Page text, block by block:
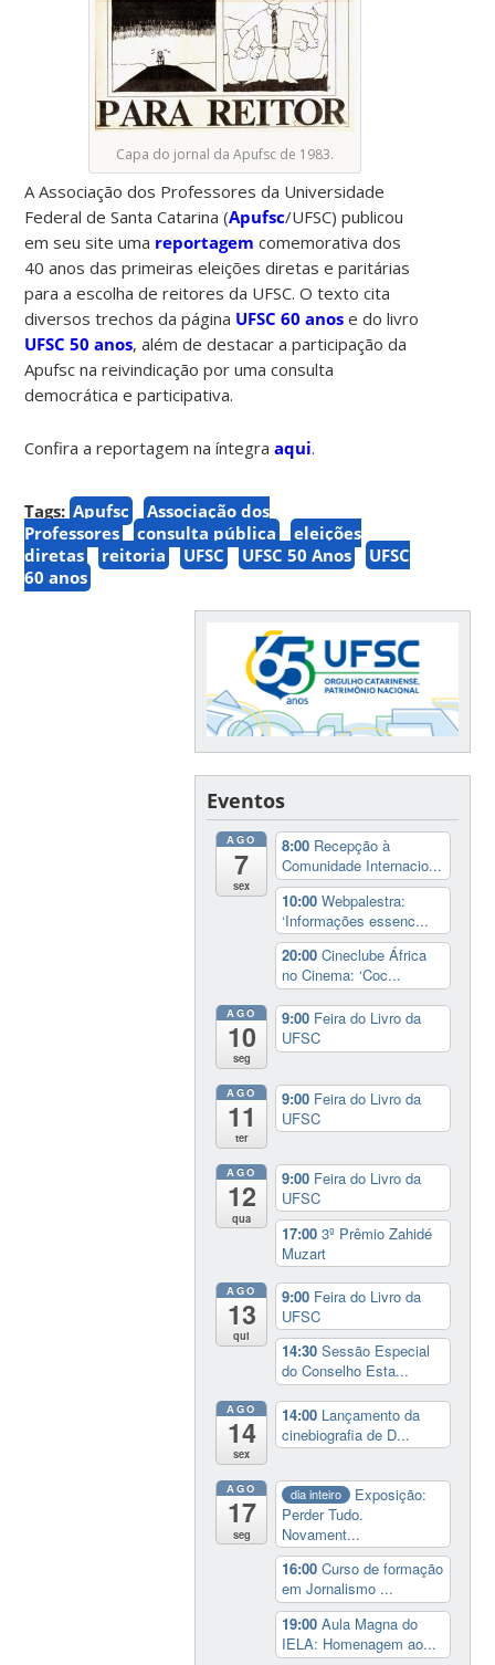
Capa do jornal da Apufsc de 1983.
A Associação dos Professores da Universidade
Federal de Santa Catarina (Apufsc/UFSC) publicou
em seu site uma reportagem comemorativa dos
40 anos das primeiras eleições diretas e paritárias
para a escolha de reitores da UFSC. O texto cita
diversos trechos da página UFSC 60 anos e do livro
UFSC 50 anos, além de destacar a participação da
Apufsc na reivindicação por uma consulta
democrática e participativa.
Confira a reportagem na íntegraaqui.
Tags: Apufsc
Associação dos
Professores
consulta pública
eleições
diretas
reitoria UFSC UFSC 50 Anos
UFSC
60 anos
Eventos
AGO
7
sex
8:00 Recepção à
Comunidade Internacio...
10:00Webpalestra:
‘Informações essenc...
20:00Cineclube África
no Cinema: ‘Coc...
AGO
10
seg
9:00 Feira do Livro da
UFSC
AGO
11
ter
9:00 Feira do Livro da
UFSC
AGO
12
qua
9:00 Feira do Livro da
UFSC
17:003º Prêmio Zahidé
Muzart
AGO
13
qui
9:00 Feira do Livro da
UFSC
14:30Sessão Especial
do Conselho Esta...
AGO
14
sex
14:00 Lançamento da
cinebiografia de D...
AGO
17
seg
dia inteiro
Exposição:
Perder Tudo.
Novament...
16:00Curso de formação
em Jornalismo ...
19:00Aula Magna do
IELA: Homenagem ao...